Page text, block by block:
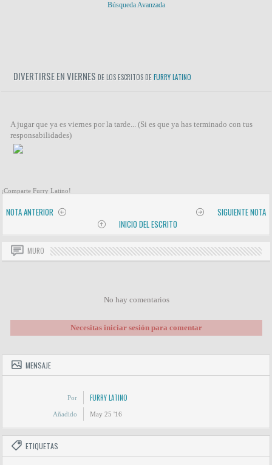
Búsqueda Avanzada
DIVERTIRSE EN VIERNES DE LOS ESCRITOS DEFURRY LATINO
A jugar que ya es viernes por la tarde... (Si es que ya has terminado con tus
responsabilidades)
¡Comparte Furry Latino!
NOTA ANTERIOR
SIGUIENTE NOTA
INICIO DEL ESCRITO
MURO
No hay comentarios
Necesitas iniciar sesión para comentar
MENSAJE
Por FURRY LATINO
Añadido May 25 '16
ETIQUETAS